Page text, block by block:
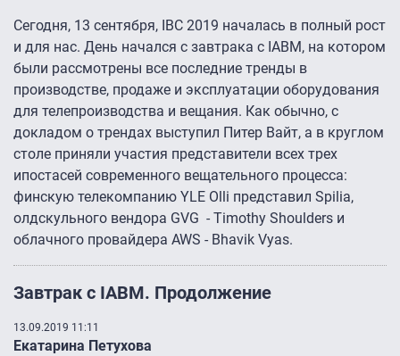
Сегодня, 13 сентября, IBC 2019 началась в полный рост
и для нас. День начался с завтрака с IABM, на котором
были рассмотрены все последние тренды в
производстве, продаже и эксплуатации оборудования
для телепроизводства и вещания. Как обычно, с
докладом о трендах выступил Питер Вайт, а в круглом
столе приняли участия представители всех трех
ипостасей современного вещательного процесса:
финскую телекомпанию YLE Olli представил Spilia,
олдскульного вендора GVG - Timothy Shoulders и
облачного провайдера AWS - Bhavik Vyas.
Завтрак с IABM. Продолжение
13.09.2019 11:11
Екатарина Петухова